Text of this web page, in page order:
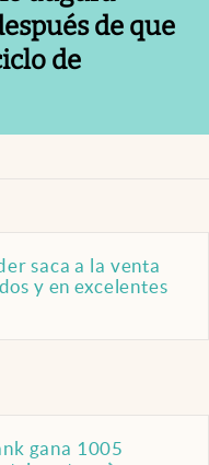
de que
de
saca a la venta
y en excelentes
gana 1005